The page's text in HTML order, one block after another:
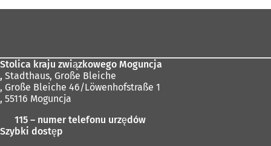
Stolica kraju związkowego Moguncja
, Stadthaus, Große Bleiche
, Große Bleiche 46/Löwenhofstraße 1
, 55116 Moguncja
115 – numer telefonu urzędów
Szybki dostęp